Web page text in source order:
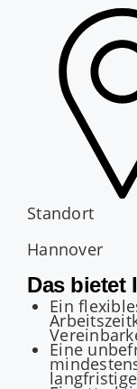
Standort
Hannover
Das bietet
Ein
Eine